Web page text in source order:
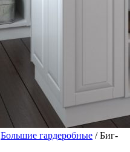
Большие гардеробные / Биг-